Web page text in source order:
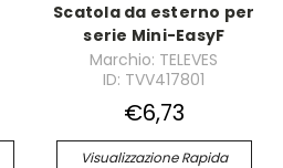
Scatola da esterno per
serie Mini-EasyF
Marchio: TELEVES
ID: TVV417801
€6,73
Visualizzazione Rapida